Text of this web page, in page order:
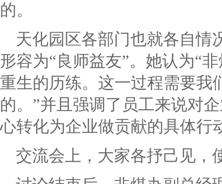
的。
天化园区各部门也就各自情
形容为“良师益友”。她认为“
重生的历练。这一过程需要我
的。 ”并且强调了员工来说对
心转化为企业做贡献的具体行
交流会上，大家各抒己见，